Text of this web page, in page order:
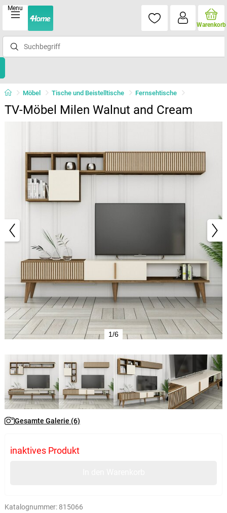
Menu
Warenkorb
Möbel Tische und Beistelltische Fernsehtische
TV-Möbel Milen Walnut and Cream
1/6
Gesamte Galerie (6)
inaktives Produkt
Katalognummer: 815066